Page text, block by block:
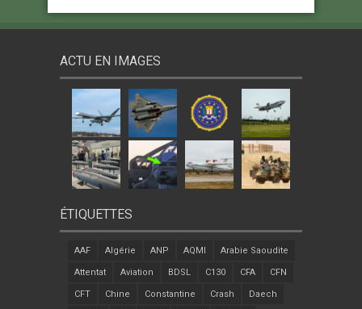
ACTU EN IMAGES
ÉTIQUETTES
AAF Algérie ANP AQMI Arabie Saoudite
Attentat Aviation BDSL C130 CFA CFN
CFT Chine Constantine Crash Daech